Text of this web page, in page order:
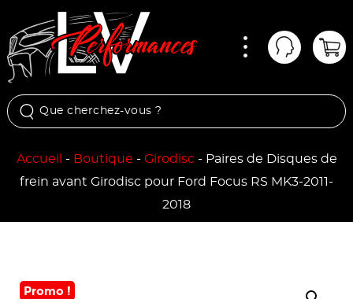
Mon
Accueil - Boutique - Girodisc- Paires de Disques de
frein avant Girodisc pour Ford Focus RS MK3-2011-
2018
Promo !